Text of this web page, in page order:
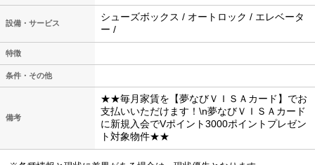
設備・サービス
シューズボックス / オートロック / エレベータ
ー /
特徴
条件・その他
備考
★★毎月家賃を【夢なびＶＩＳＡカード】でお
支払いいただけます！\n夢なびＶＩＳＡカード
に新規入会でVポイント3000ポイントプレゼン
ト対象物件★★